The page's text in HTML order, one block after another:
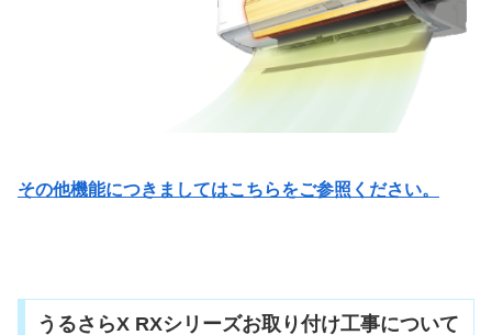
その他機能につきましてはこちらをご参照ください。
うるさらX RXシリーズお取り付け工事について